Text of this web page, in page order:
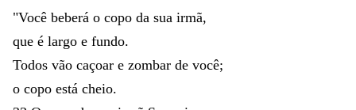
"Você beberá o copo da sua irmã,
que é largo e fundo.
Todos vão caçoar e zombar de você;
o copo está cheio.